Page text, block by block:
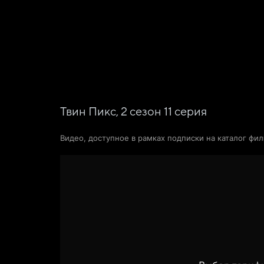
Твин Пикс, 2 сезон 11 серия
Видео, доступное в рамках подписки на каталог